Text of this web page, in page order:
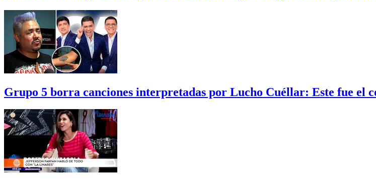
Grupo 5 borra canciones interpretadas por Lucho Cuéllar: Este fue el